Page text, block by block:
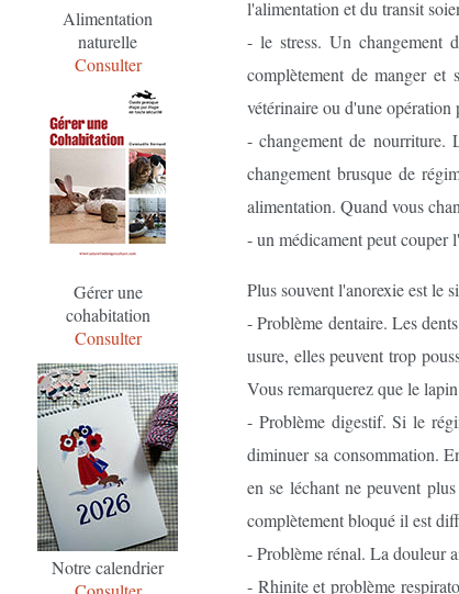
Alimentation
naturelle
Consulter
Gérer une
cohabitation
Consulter
Notre calendrier
l'alimentation et du transit
- le stress. Un changement
complètement de manger
vétérinaire ou d'une
- changement de nourriture.
changement brusque de
alimentation. Quand vous
- un médicament peut couper
Plus souvent l'anorexie est le
- Problème dentaire. Les
usure, elles peuvent trop
Vous remarquerez que le
- Problème digestif. Si le
diminuer sa consommation.
en se léchant ne peuvent
complètement bloqué il est
- Problème rénal. La douleur
- Rhinite et problème